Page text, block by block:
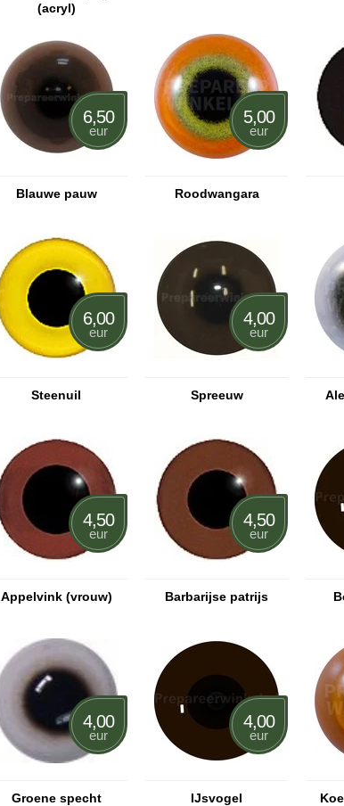
(acryl)
Blauwe pauw
6,50
eur
Roodwangara
5,00
eur
Steenuil
6,00
eur
Spreeuw
4,00
eur
Appelvink (vrouw)
4,50
eur
Barbarijse patrijs
4,50
eur
Groene specht
4,00
eur
IJsvogel
4,00
eur